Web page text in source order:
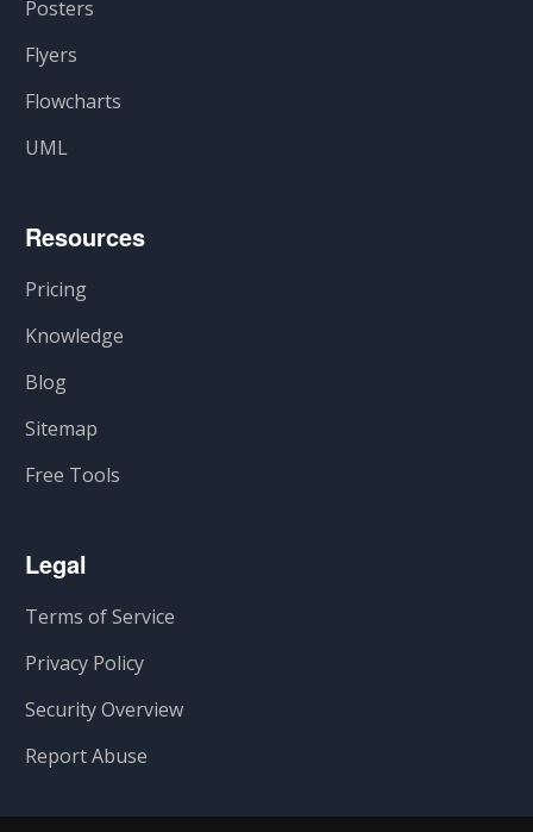
Posters
Flyers
Flowcharts
UML
Resources
Pricing
Knowledge
Blog
Sitemap
Free Tools
Legal
Terms of Service
Privacy Policy
Security Overview
Report Abuse